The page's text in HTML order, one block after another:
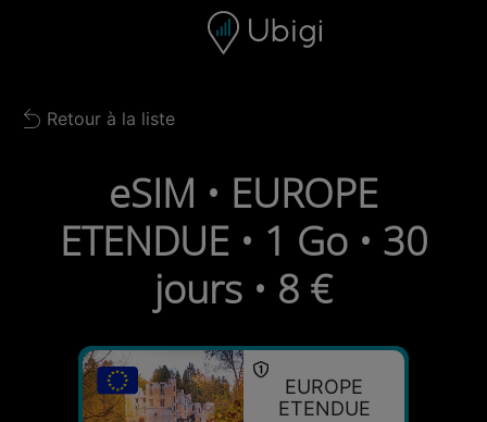
Barre de navigation Bas de page
Back to list
Retour à la liste
eSIM • EUROPE
ETENDUE • 1 Go • 30
jours • 8 €
EUROPE
ETENDUE